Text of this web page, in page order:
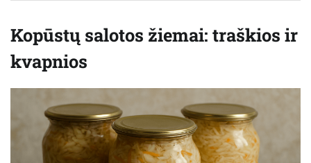
Kopūstų salotos žiemai: traškios ir
kvapnios